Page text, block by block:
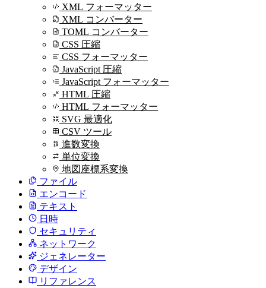
XML フォーマッター
XML コンバーター
TOML コンバーター
CSS 圧縮
CSS フォーマッター
JavaScript 圧縮
JavaScript フォーマッター
HTML 圧縮
HTML フォーマッター
SVG 最適化
CSV ツール
進数変換
単位変換
地図座標系変換
ファイル
エンコード
テキスト
日時
セキュリティ
ネットワーク
ジェネレーター
デザイン
リファレンス